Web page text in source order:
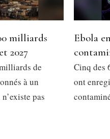
milliards
2027
de
à un
pas
Ebola
Cinq des
ont